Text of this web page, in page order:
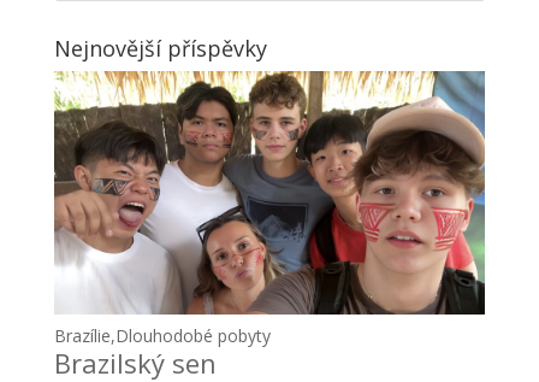
Nejnovější příspěvky
Brazílie,Dlouhodobé pobyty
Brazilský sen